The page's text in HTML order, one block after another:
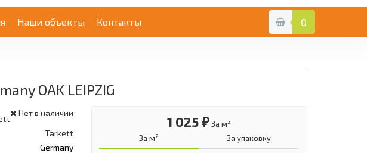
Наши объекты Контакты 0
OAK LEIPZIG
Нет в наличии
Tarkett
Germany
1 025 ₽ За м2
За м2 За упаковку